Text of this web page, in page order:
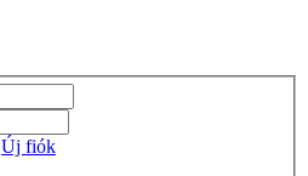
Új fiók